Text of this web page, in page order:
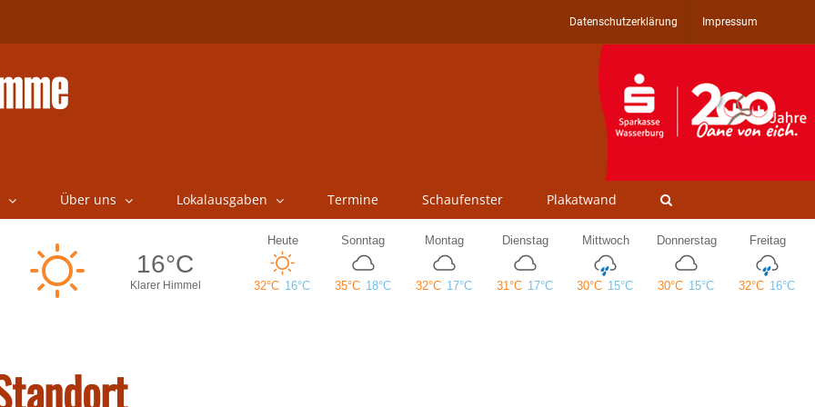
Datenschutzerklärung Impressum
Über uns Lokalausgaben Termine Schaufenster Plakatwand